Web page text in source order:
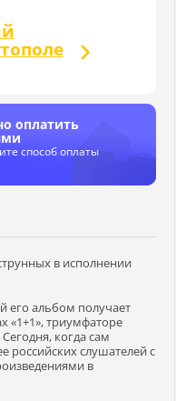
оплатить
способ оплаты
в исполнении
его альбом получает
«1+1», триумфаторе
когда сам
российских слушателей с
в